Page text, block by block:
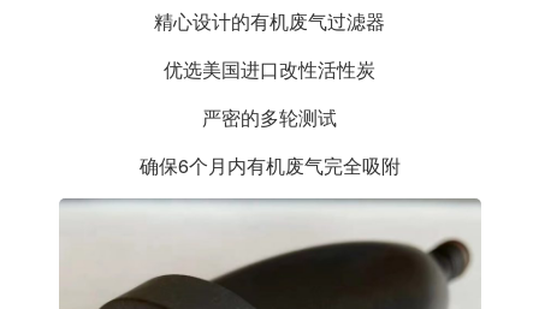
精心设计的有机废气过滤器
优选美国进口改性活性炭
严密的多轮测试
确保6个月内有机废气完全吸附